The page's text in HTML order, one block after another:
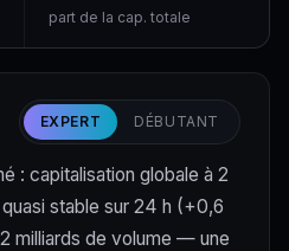
part de la cap. totale
EXPERT DÉBUTANT
: capitalisation globale à 2
stable sur 24 h (+0,6
milliards de volume — une